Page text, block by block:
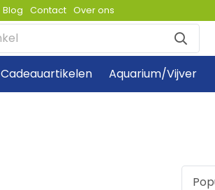
Blog Contact Over ons
Cadeauartikelen Aquarium/Vijver